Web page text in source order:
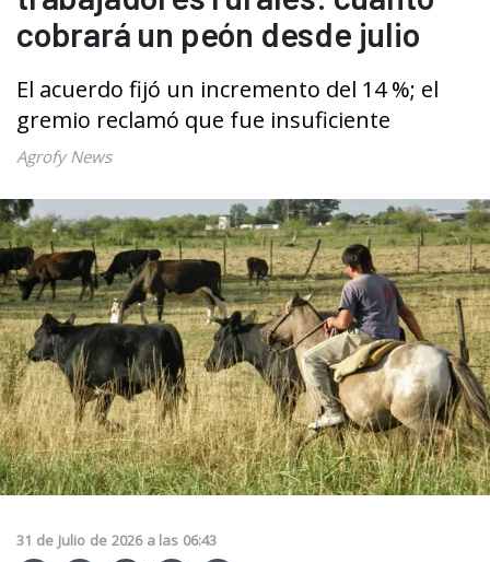
cobrará un peón desde julio
El acuerdo fijó un incremento del 14 %; el
gremio reclamó que fue insuficiente
Agrofy News
31 de Julio de 2026 a las 06:43